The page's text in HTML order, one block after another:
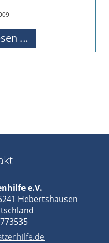
…Tigi
&
e.V.
Hebertshausen